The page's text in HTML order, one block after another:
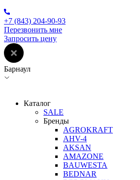
+7 (843) 204-90-93
Перезвонить мне
Запросить цену
Барнаул
Каталог
SALE
Бренды
AGROKRAFT
AHV-4
AKSAN
AMAZONE
BAUWESTA
BEDNAR